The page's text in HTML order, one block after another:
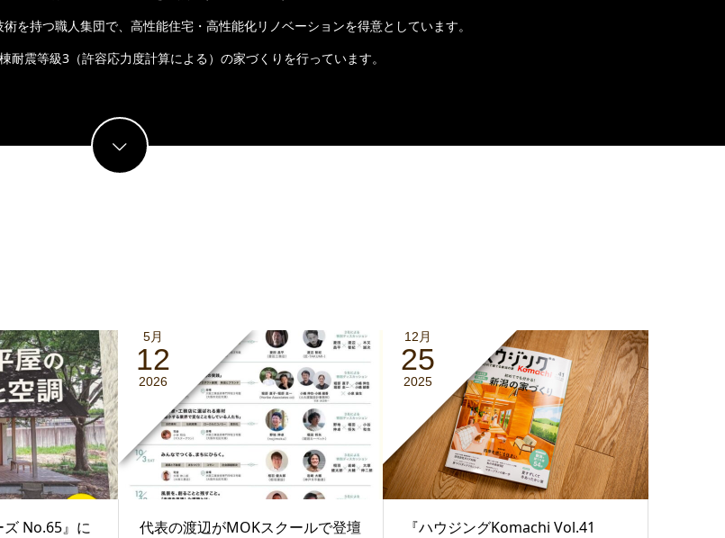
を持つ職人集団で、高性能住宅・高性能化リノベーションを得意としています。
耐震等級3（許容応力度計算による）の家づくりを行っています。
ズ No.65』に
5月
12
2026
代表の渡辺がMOKスクールで登壇
12月
25
2025
『ハウジングKomachi Vol.41